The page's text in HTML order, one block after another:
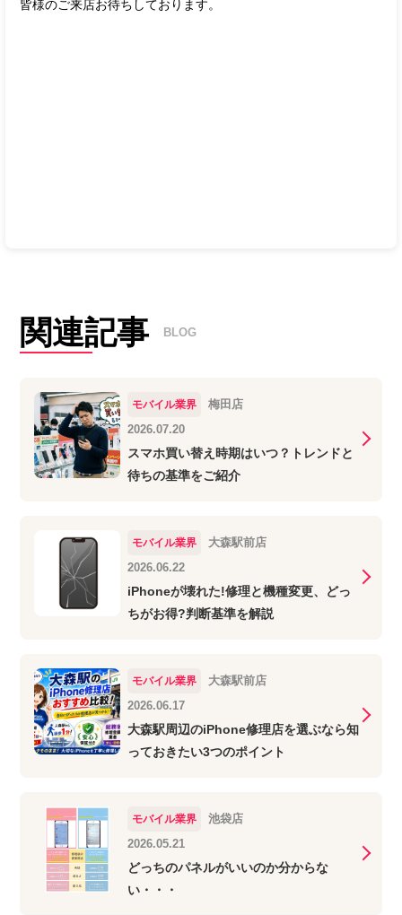
皆様のご来店お待ちしております。
関連記事 BLOG
モバイル業界
梅田店
2026.07.20
スマホ買い替え時期はいつ？トレンドと
待ちの基準をご紹介
モバイル業界
大森駅前店
2026.06.22
iPhoneが壊れた!修理と機種変更、どっ
ちがお得?判断基準を解説
モバイル業界
大森駅前店
2026.06.17
大森駅周辺のiPhone修理店を選ぶなら知
っておきたい3つのポイント
モバイル業界
池袋店
2026.05.21
どっちのパネルがいいのか分からな
い・・・